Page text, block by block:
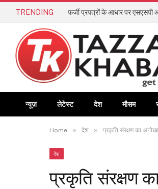
TRENDING फर्जी प्रपत्रों के आधार पर एसएसपी
न्यूज़ लेटेस्ट देश मौसम
Home » देश » प्रकृति संरक्षण का
देश
प्रकृति संरक्षण